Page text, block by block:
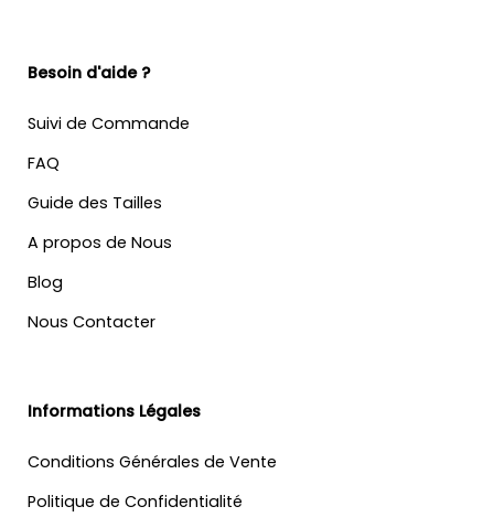
Besoin d'aide ?
Suivi de Commande
FAQ
Guide des Tailles
A propos de Nous
Blog
Nous Contacter
Informations Légales
Conditions Générales de Vente
Politique de Confidentialité